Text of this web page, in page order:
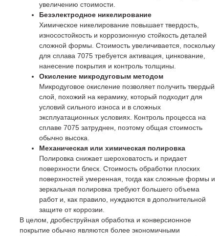
увеличению стоимости.
Безэлектродное никелирование
Химическое никелирование повышает твердость,
износостойкость и коррозионную стойкость деталей
сложной формы. Стоимость увеличивается, поскольку
для сплава 7075 требуется активация, цинкование,
нанесение покрытия и контроль толщины.
Окисление микродуговым методом
Микродуговое окисление позволяет получить твердый
слой, похожий на керамику, который подходит для
условий сильного износа и в сложных
эксплуатационных условиях. Контроль процесса на
сплаве 7075 затруднен, поэтому общая стоимость
обычно высока.
Механическая или химическая полировка
Полировка снижает шероховатость и придает
поверхности блеск. Стоимость обработки плоских
поверхностей умеренная, тогда как сложные формы и
зеркальная полировка требуют большего объема
работ и, как правило, нуждаются в дополнительной
защите от коррозии.
В целом, дробеструйная обработка и конверсионное
покрытие обычно являются более экономичными